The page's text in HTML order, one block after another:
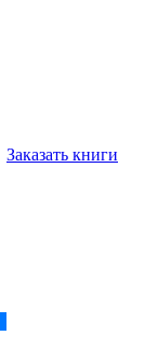
Заказать книги